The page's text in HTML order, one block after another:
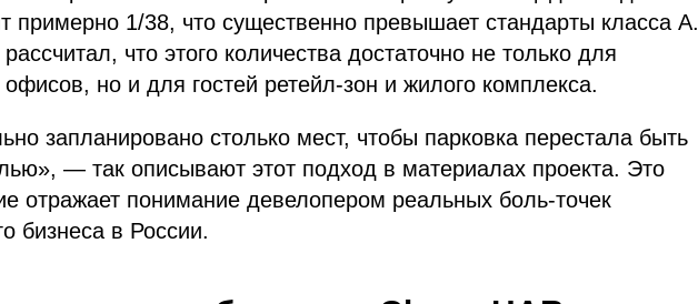
примерно 1/38, что существенно превышает стандарты класса А.
что этого количества достаточно не только для
офисов, но и для гостей ретейл-зон и жилого комплекса.
запланировано столько мест, чтобы парковка перестала быть
— так описывают этот подход в материалах проекта. Это
отражает понимание девелопером реальных боль-точек
бизнеса в России.​